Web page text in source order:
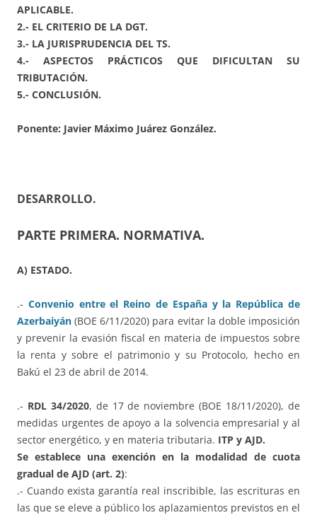
APLICABLE.
2.- EL CRITERIO DE LA DGT.
3.- LA JURISPRUDENCIA DEL TS.
4.- ASPECTOS PRÁCTICOS QUE DIFICULTAN SU
TRIBUTACIÓN.
5.- CONCLUSIÓN.
Ponente: Javier Máximo Juárez González.
DESARROLLO.
PARTE PRIMERA. NORMATIVA.
A) ESTADO.
.- Convenio entre el Reino de España y la República de
Azerbaiyán (BOE 6/11/2020) para evitar la doble imposición
y prevenir la evasión fiscal en materia de impuestos sobre
la renta y sobre el patrimonio y su Protocolo, hecho en
Bakú el 23 de abril de 2014.
.- RDL 34/2020, de 17 de noviembre (BOE 18/11/2020), de
medidas urgentes de apoyo a la solvencia empresarial y al
sector energético, y en materia tributaria. ITP y AJD.
Se establece una exención en la modalidad de cuota
gradual de AJD (art. 2):
.- Cuando exista garantía real inscribible, las escrituras en
las que se eleve a público los aplazamientos previstos en el